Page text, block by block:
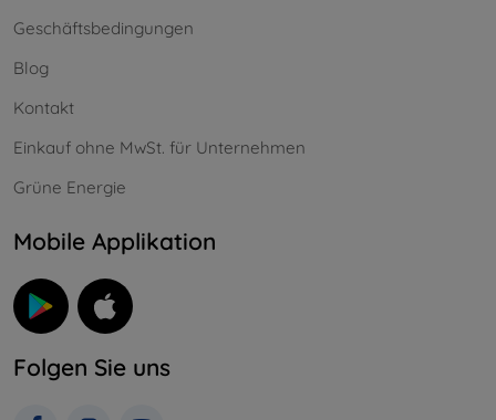
Geschäftsbedingungen
Blog
Kontakt
Einkauf ohne MwSt. für Unternehmen
Grüne Energie
Mobile Applikation
Folgen Sie uns